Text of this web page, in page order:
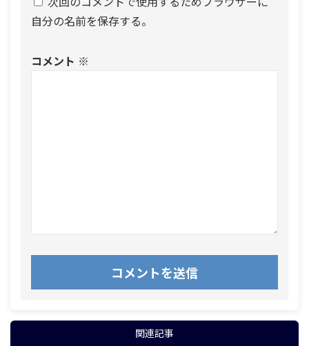
自分の名前を保存する。
コメント ※
関連記事